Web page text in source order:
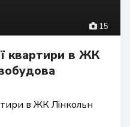
15
квартири в ЖК
в ЖК Лінкольн